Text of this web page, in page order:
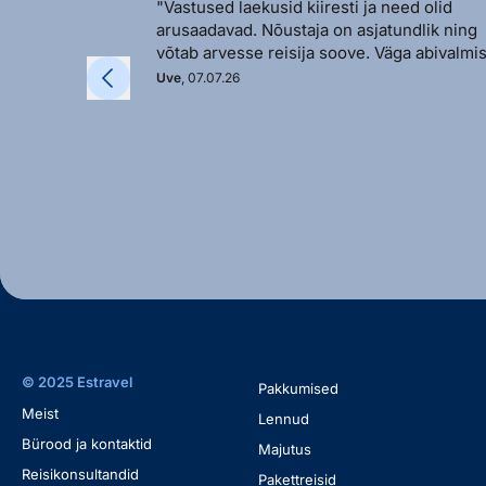
"Vastused laekusid kiiresti ja need olid
arusaadavad. Nõustaja on asjatundlik ning
võtab arvesse reisija soove. Väga
Uve, 07.07.26
© 2025 Estravel
Meist
Bürood ja kontaktid
Reisikonsultandid
Pakkumised
Lennud
Majutus
Pakettreisid